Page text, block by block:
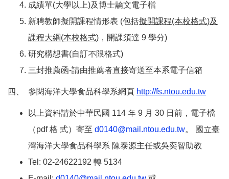
成績單(大學以上)及博士論文電子檔
新聘教師擬開課程情形表 (包括擬開課程(本校格式)及
課程大綱(本校格式) ，開課須達 9 學分)
研究構想書(自訂不限格式)
三封推薦函-請由推薦者直接寄送至本系電子信箱
四、 參閱海洋大學食品科學系網頁 http://fs.ntou.edu.tw
以上資料請於中華民國 114 年 9 月 30 日前，電子檔
（pdf 格 式）寄至 d0140@mail.ntou.edu.tw。 國立臺
灣海洋大學食品科學系 陳泰源主任或吳奕智助教
Tel: 02-24622192 轉 5134